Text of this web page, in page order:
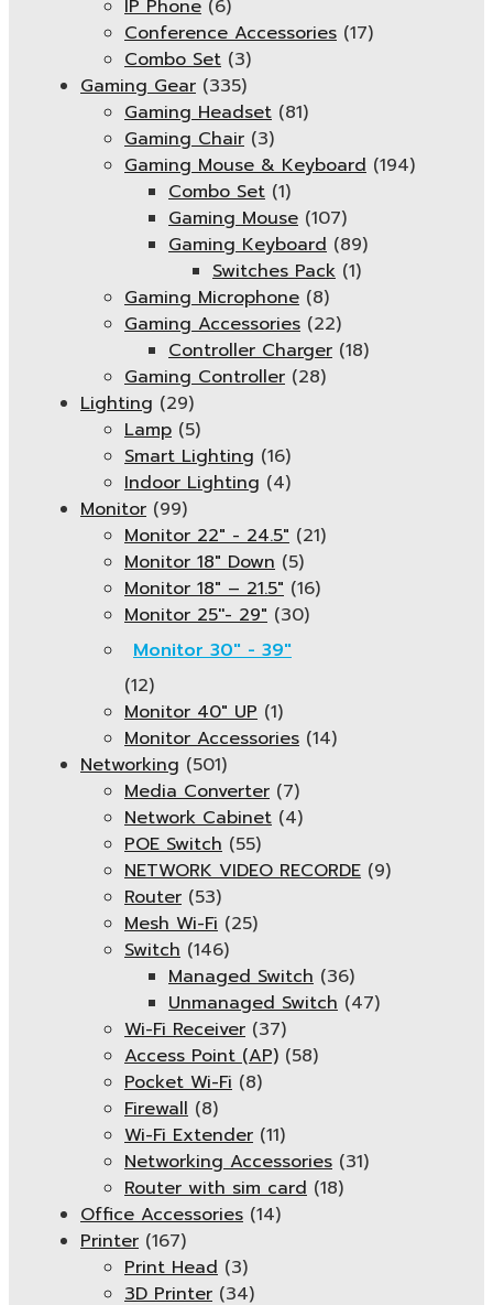
IP Phone (6)
Conference Accessories (17)
Combo Set (3)
Gaming Gear (335)
Gaming Headset (81)
Gaming Chair (3)
Gaming Mouse & Keyboard (194)
Combo Set (1)
Gaming Mouse (107)
Gaming Keyboard (89)
Switches Pack (1)
Gaming Microphone (8)
Gaming Accessories (22)
Controller Charger (18)
Gaming Controller (28)
Lighting (29)
Lamp (5)
Smart Lighting (16)
Indoor Lighting (4)
Monitor (99)
Monitor 22" - 24.5" (21)
Monitor 18" Down (5)
Monitor 18″ – 21.5″ (16)
Monitor 25''- 29" (30)
Monitor 30" - 39"
(12)
Monitor 40" UP (1)
Monitor Accessories (14)
Networking (501)
Media Converter (7)
Network Cabinet (4)
POE Switch (55)
NETWORK VIDEO RECORDE (9)
Router (53)
Mesh Wi-Fi (25)
Switch (146)
Managed Switch (36)
Unmanaged Switch (47)
Wi-Fi Receiver (37)
Access Point (AP) (58)
Pocket Wi-Fi (8)
Firewall (8)
Wi-Fi Extender (11)
Networking Accessories (31)
Router with sim card (18)
Office Accessories (14)
Printer (167)
Print Head (3)
3D Printer (34)